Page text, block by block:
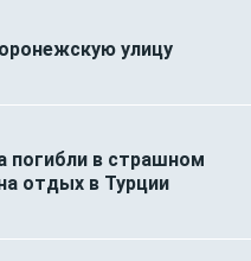
улицу
погибли в страшном
отдых в Турции